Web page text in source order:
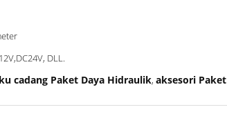
DLL.
cadang Paket Daya Hidraulik, aksesori